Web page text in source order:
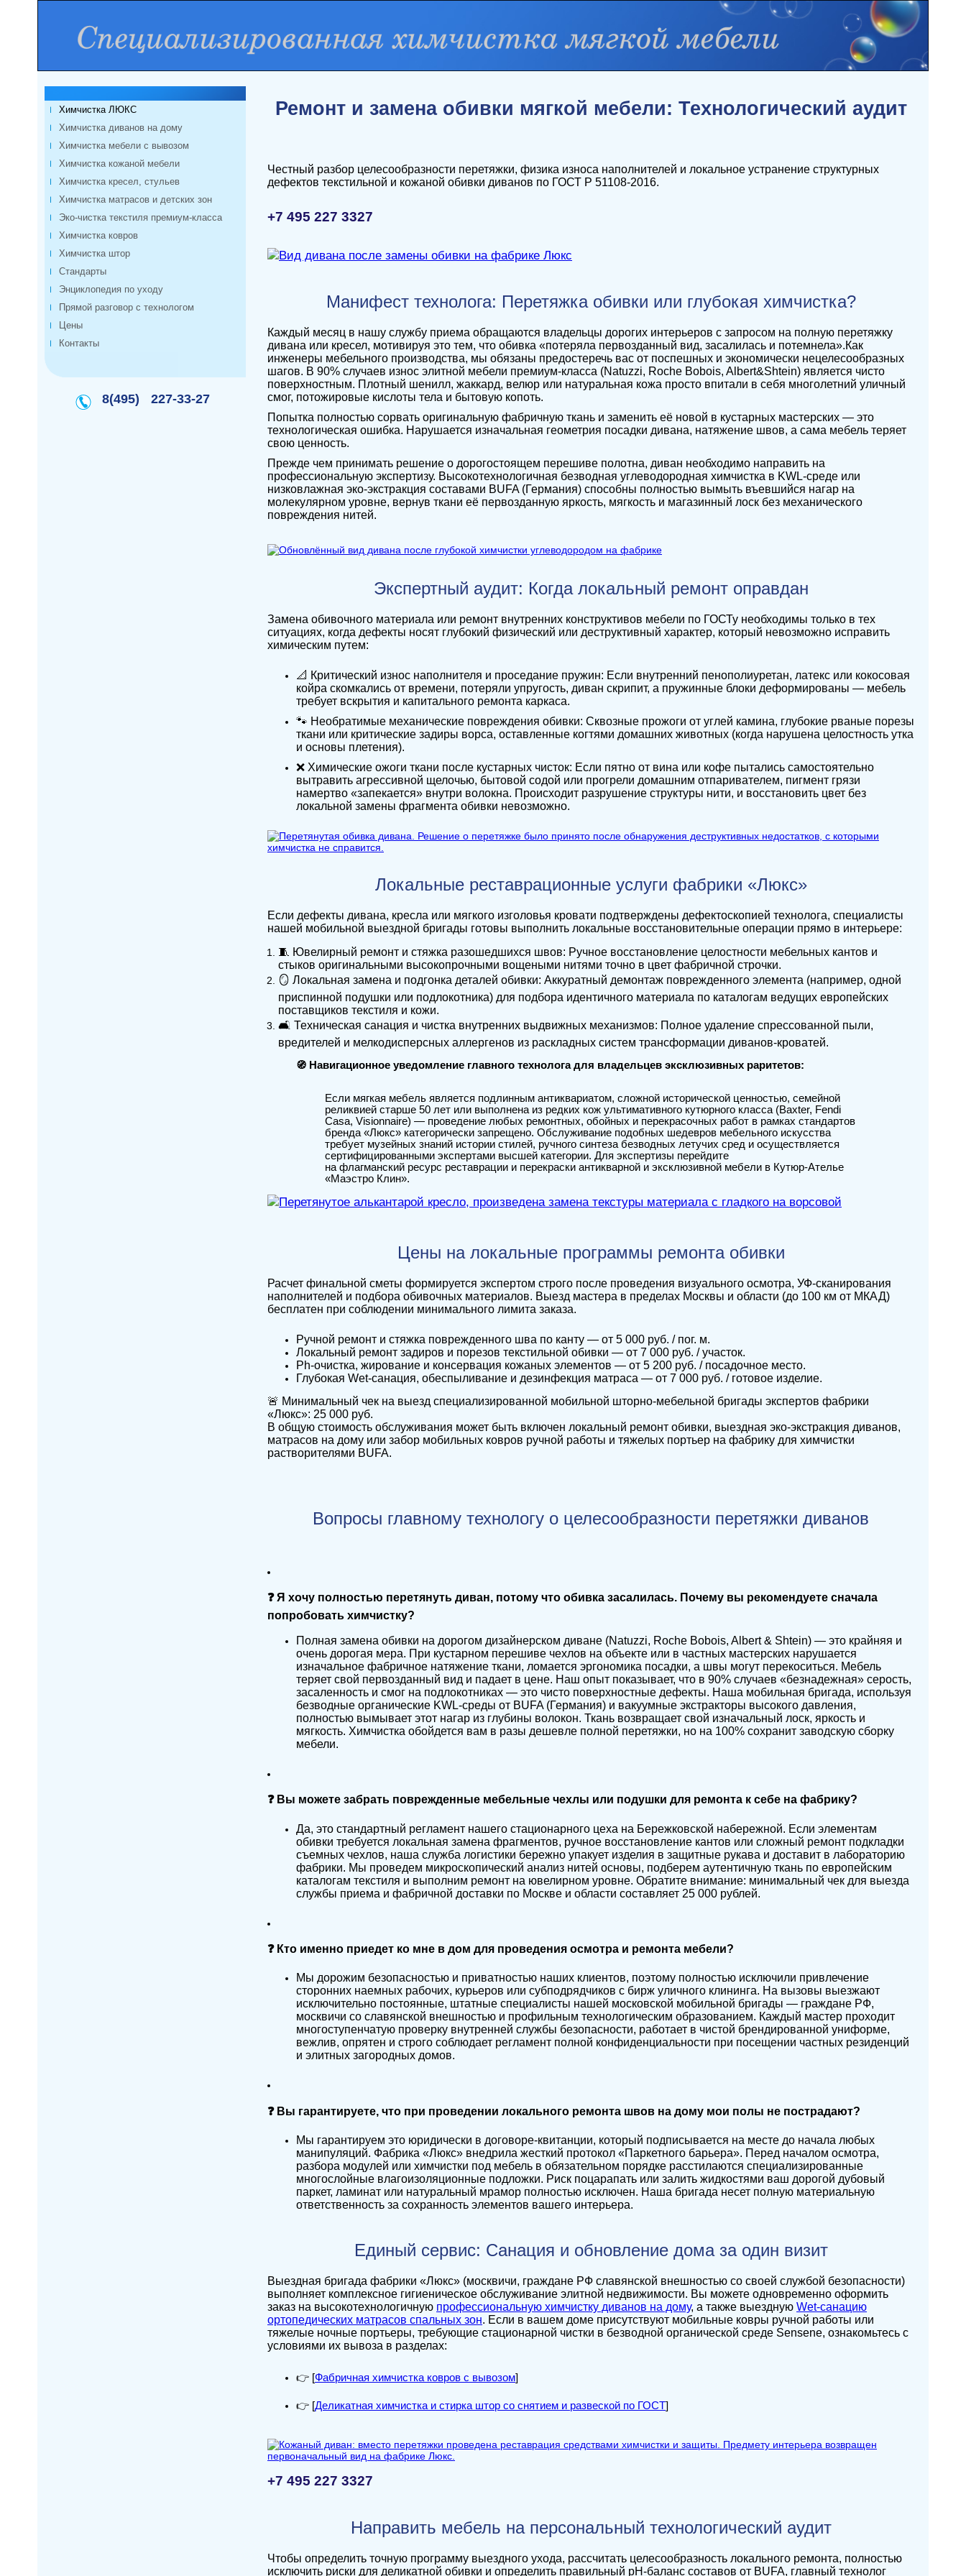
Химчистка ЛЮКС
Химчистка диванов на дому
Химчистка мебели с вывозом
Химчистка кожаной мебели
Химчистка кресел, стульев
Химчистка матрасов и детских зон
Эко-чистка текстиля премиум-класса
Химчистка ковров
Химчистка штор
Стандарты
Энциклопедия по уходу
Прямой разговор с технологом
Цены
Контакты
8(495) 227-33-27
Ремонт и замена обивки мягкой мебели: Технологический аудит
Честный разбор целесообразности перетяжки, физика износа наполнителей и локальное устранение структурных
дефектов текстильной и кожаной обивки диванов по ГОСТ Р 51108-2016.
+7 495 227 3327
Манифест технолога: Перетяжка обивки или глубокая химчистка?
Каждый месяц в нашу службу приема обращаются владельцы дорогих интерьеров с запросом на полную перетяжку
дивана или кресел, мотивируя это тем, что обивка «потеряла первозданный вид, засалилась и потемнела».Как
инженеры мебельного производства, мы обязаны предостеречь вас от поспешных и экономически нецелесообразных
шагов. В 90% случаев износ элитной мебели премиум-класса (Natuzzi, Roche Bobois, Albert&Shtein) является чисто
поверхностным. Плотный шенилл, жаккард, велюр или натуральная кожа просто впитали в себя многолетний уличный
смог, потожировые кислоты тела и бытовую копоть.
Попытка полностью сорвать оригинальную фабричную ткань и заменить её новой в кустарных мастерских — это
технологическая ошибка. Нарушается изначальная геометрия посадки дивана, натяжение швов, а сама мебель теряет
свою ценность.
Прежде чем принимать решение о дорогостоящем перешиве полотна, диван необходимо направить на
профессиональную экспертизу. Высокотехнологичная безводная углеводородная химчистка в KWL-среде или
низковлажная эко-экстракция составами BUFA (Германия) способны полностью вымыть въевшийся нагар на
молекулярном уровне, вернув ткани её первозданную яркость, мягкость и магазинный лоск без механического
повреждения нитей.
Экспертный аудит: Когда локальный ремонт оправдан
Замена обивочного материала или ремонт внутренних конструктивов мебели по ГОСТу необходимы только в тех
ситуациях, когда дефекты носят глубокий физический или деструктивный характер, который невозможно исправить
химическим путем:
📐 Критический износ наполнителя и проседание пружин: Если внутренний пенополиуретан, латекс или кокосовая
койра скомкались от времени, потеряли упругость, диван скрипит, а пружинные блоки деформированы — мебель
требует вскрытия и капитального ремонта каркаса.
🐾 Необратимые механические повреждения обивки: Сквозные прожоги от углей камина, глубокие рваные порезы
ткани или критические задиры ворса, оставленные когтями домашних животных (когда нарушена целостность утка
и основы плетения).
❌ Химические ожоги ткани после кустарных чисток: Если пятно от вина или кофе пытались самостоятельно
вытравить агрессивной щелочью, бытовой содой или прогрели домашним отпаривателем, пигмент грязи
намертво «запекается» внутри волокна. Происходит разрушение структуры нити, и восстановить цвет без
локальной замены фрагмента обивки невозможно.
Локальные реставрационные услуги фабрики «Люкс»
Если дефекты дивана, кресла или мягкого изголовья кровати подтверждены дефектоскопией технолога, специалисты
нашей мобильной выездной бригады готовы выполнить локальные восстановительные операции прямо в интерьере:
🧵 Ювелирный ремонт и стяжка разошедшихся швов: Ручное восстановление целостности мебельных кантов и
стыков оригинальными высокопрочными вощеными нитями точно в цвет фабричной строчки.
🪞 Локальная замена и подгонка деталей обивки: Аккуратный демонтаж поврежденного элемента (например, одной
приспинной подушки или подлокотника) для подбора идентичного материала по каталогам ведущих европейских
поставщиков текстиля и кожи.
🛋️ Техническая санация и чистка внутренних выдвижных механизмов: Полное удаление спрессованной пыли,
вредителей и мелкодисперсных аллергенов из раскладных систем трансформации диванов-кроватей.
🧭 Навигационное уведомление главного технолога для владельцев эксклюзивных раритетов:
Если мягкая мебель является подлинным антиквариатом, сложной исторической ценностью, семейной
реликвией старше 50 лет или выполнена из редких кож ультимативного кутюрного класса (Baxter, Fendi
Casa, Visionnaire) — проведение любых ремонтных, обойных и перекрасочных работ в рамках стандартов
бренда «Люкс» категорически запрещено. Обслуживание подобных шедевров мебельного искусства
требует музейных знаний истории стилей, ручного синтеза безводных летучих сред и осуществляется
сертифицированными экспертами высшей категории. Для экспертизы перейдите
на флагманский ресурс реставрации и перекраски антикварной и эксклюзивной мебели в Кутюр-Ателье
«Маэстро Клин».
Цены на локальные программы ремонта обивки
Расчет финальной сметы формируется экспертом строго после проведения визуального осмотра, УФ-сканирования
наполнителей и подбора обивочных материалов. Выезд мастера в пределах Москвы и области (до 100 км от МКАД)
бесплатен при соблюдении минимального лимита заказа.
Ручной ремонт и стяжка поврежденного шва по канту — от 5 000 руб. / пог. м.
Локальный ремонт задиров и порезов текстильной обивки — от 7 000 руб. / участок.
Ph-очистка, жирование и консервация кожаных элементов — от 5 200 руб. / посадочное место.
Глубокая Wet-санация, обеспыливание и дезинфекция матраса — от 7 000 руб. / готовое изделие.
🚨 Минимальный чек на выезд специализированной мобильной шторно-мебельной бригады экспертов фабрики
«Люкс»: 25 000 руб.
В общую стоимость обслуживания может быть включен локальный ремонт обивки, выездная эко-экстракция диванов,
матрасов на дому или забор мобильных ковров ручной работы и тяжелых портьер на фабрику для химчистки
растворителями BUFA.
Вопросы главному технологу о целесообразности перетяжки диванов
❓ Я хочу полностью перетянуть диван, потому что обивка засалилась. Почему вы рекомендуете сначала
попробовать химчистку?
Полная замена обивки на дорогом дизайнерском диване (Natuzzi, Roche Bobois, Albert & Shtein) — это крайняя и
очень дорогая мера. При кустарном перешиве чехлов на объекте или в частных мастерских нарушается
изначальное фабричное натяжение ткани, ломается эргономика посадки, а швы могут перекоситься. Мебель
теряет свой первозданный вид и падает в цене. Наш опыт показывает, что в 90% случаев «безнадежная» серость,
засаленность и смог на подлокотниках — это чисто поверхностные дефекты. Наша мобильная бригада, используя
безводные органические KWL-среды от BUFA (Германия) и вакуумные экстракторы высокого давления,
полностью вымывает этот нагар из глубины волокон. Ткань возвращает свой изначальный лоск, яркость и
мягкость. Химчистка обойдется вам в разы дешевле полной перетяжки, но на 100% сохранит заводскую сборку
мебели.
❓ Вы можете забрать поврежденные мебельные чехлы или подушки для ремонта к себе на фабрику?
Да, это стандартный регламент нашего стационарного цеха на Бережковской набережной. Если элементам
обивки требуется локальная замена фрагментов, ручное восстановление кантов или сложный ремонт подкладки
съемных чехлов, наша служба логистики бережно упакует изделия в защитные рукава и доставит в лабораторию
фабрики. Мы проведем микроскопический анализ нитей основы, подберем аутентичную ткань по европейским
каталогам текстиля и выполним ремонт на ювелирном уровне. Обратите внимание: минимальный чек для выезда
службы приема и фабричной доставки по Москве и области составляет 25 000 рублей.
❓ Кто именно приедет ко мне в дом для проведения осмотра и ремонта мебели?
Мы дорожим безопасностью и приватностью наших клиентов, поэтому полностью исключили привлечение
сторонних наемных рабочих, курьеров или субподрядчиков с бирж уличного клининга. На вызовы выезжают
исключительно постоянные, штатные специалисты нашей московской мобильной бригады — граждане РФ,
москвичи со славянской внешностью и профильным технологическим образованием. Каждый мастер проходит
многоступенчатую проверку внутренней службы безопасности, работает в чистой брендированной униформе,
вежлив, опрятен и строго соблюдает регламент полной конфиденциальности при посещении частных резиденций
и элитных загородных домов.
❓ Вы гарантируете, что при проведении локального ремонта швов на дому мои полы не пострадают?
Мы гарантируем это юридически в договоре-квитанции, который подписывается на месте до начала любых
манипуляций. Фабрика «Люкс» внедрила жесткий протокол «Паркетного барьера». Перед началом осмотра,
разбора модулей или химчистки под мебель в обязательном порядке расстилаются специализированные
многослойные влагоизоляционные подложки. Риск поцарапать или залить жидкостями ваш дорогой дубовый
паркет, ламинат или натуральный мрамор полностью исключен. Наша бригада несет полную материальную
ответственность за сохранность элементов вашего интерьера.
Единый сервис: Санация и обновление дома за один визит
Выездная бригада фабрики «Люкс» (москвичи, граждане РФ славянской внешностью со своей службой безопасности)
выполняет комплексное гигиеническое обслуживание элитной недвижимости. Вы можете одновременно оформить
заказ на высокотехнологичную профессиональную химчистку диванов на дому, а также выездную Wet-санацию
ортопедических матрасов спальных зон. Если в вашем доме присутствуют мобильные ковры ручной работы или
тяжелые ночные портьеры, требующие стационарной чистки в безводной органической среде Sensene, ознакомьтесь с
условиями их вывоза в разделах:
👉 [Фабричная химчистка ковров с вывозом]
👉 [Деликатная химчистка и стирка штор со снятием и развеской по ГОСТ]
+7 495 227 3327
Направить мебель на персональный технологический аудит
Чтобы определить точную программу выездного ухода, рассчитать целесообразность локального ремонта, полностью
исключить риски для деликатной обивки и определить правильный pH-баланс составов от BUFA, главный технолог